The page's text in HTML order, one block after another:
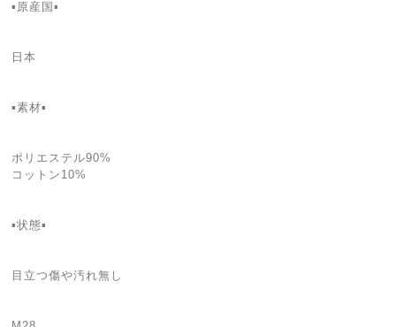
▪原産国▪
日本
▪素材▪
ポリエステル90%
コットン10%
▪状態▪
目立つ傷や汚れ無し